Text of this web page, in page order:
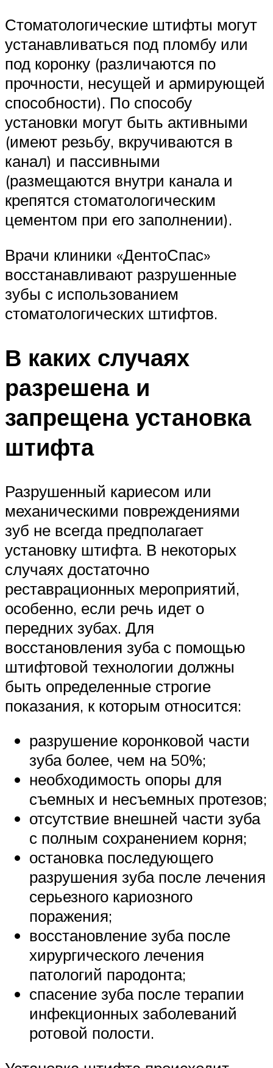
Стоматологические штифты могут
устанавливаться под пломбу или
под коронку (различаются по
прочности, несущей и армирующей
способности). По способу
установки могут быть активными
(имеют резьбу, вкручиваются в
канал) и пассивными
(размещаются внутри канала и
крепятся стоматологическим
цементом при его заполнении).
Врачи клиники «ДентоСпас»
восстанавливают разрушенные
зубы с использованием
стоматологических штифтов.
В каких случаях
разрешена и
запрещена установка
штифта
Разрушенный кариесом или
механическими повреждениями
зуб не всегда предполагает
установку штифта. В некоторых
случаях достаточно
реставрационных мероприятий,
особенно, если речь идет о
передних зубах. Для
восстановления зуба с помощью
штифтовой технологии должны
быть определенные строгие
показания, к которым относится:
разрушение коронковой части
зуба более, чем на 50%;
необходимость опоры для
съемных и несъемных протезов;
отсутствие внешней части зуба
с полным сохранением корня;
остановка последующего
разрушения зуба после лечения
серьезного кариозного
поражения;
восстановление зуба после
хирургического лечения
патологий пародонта;
спасение зуба после терапии
инфекционных заболеваний
ротовой полости.